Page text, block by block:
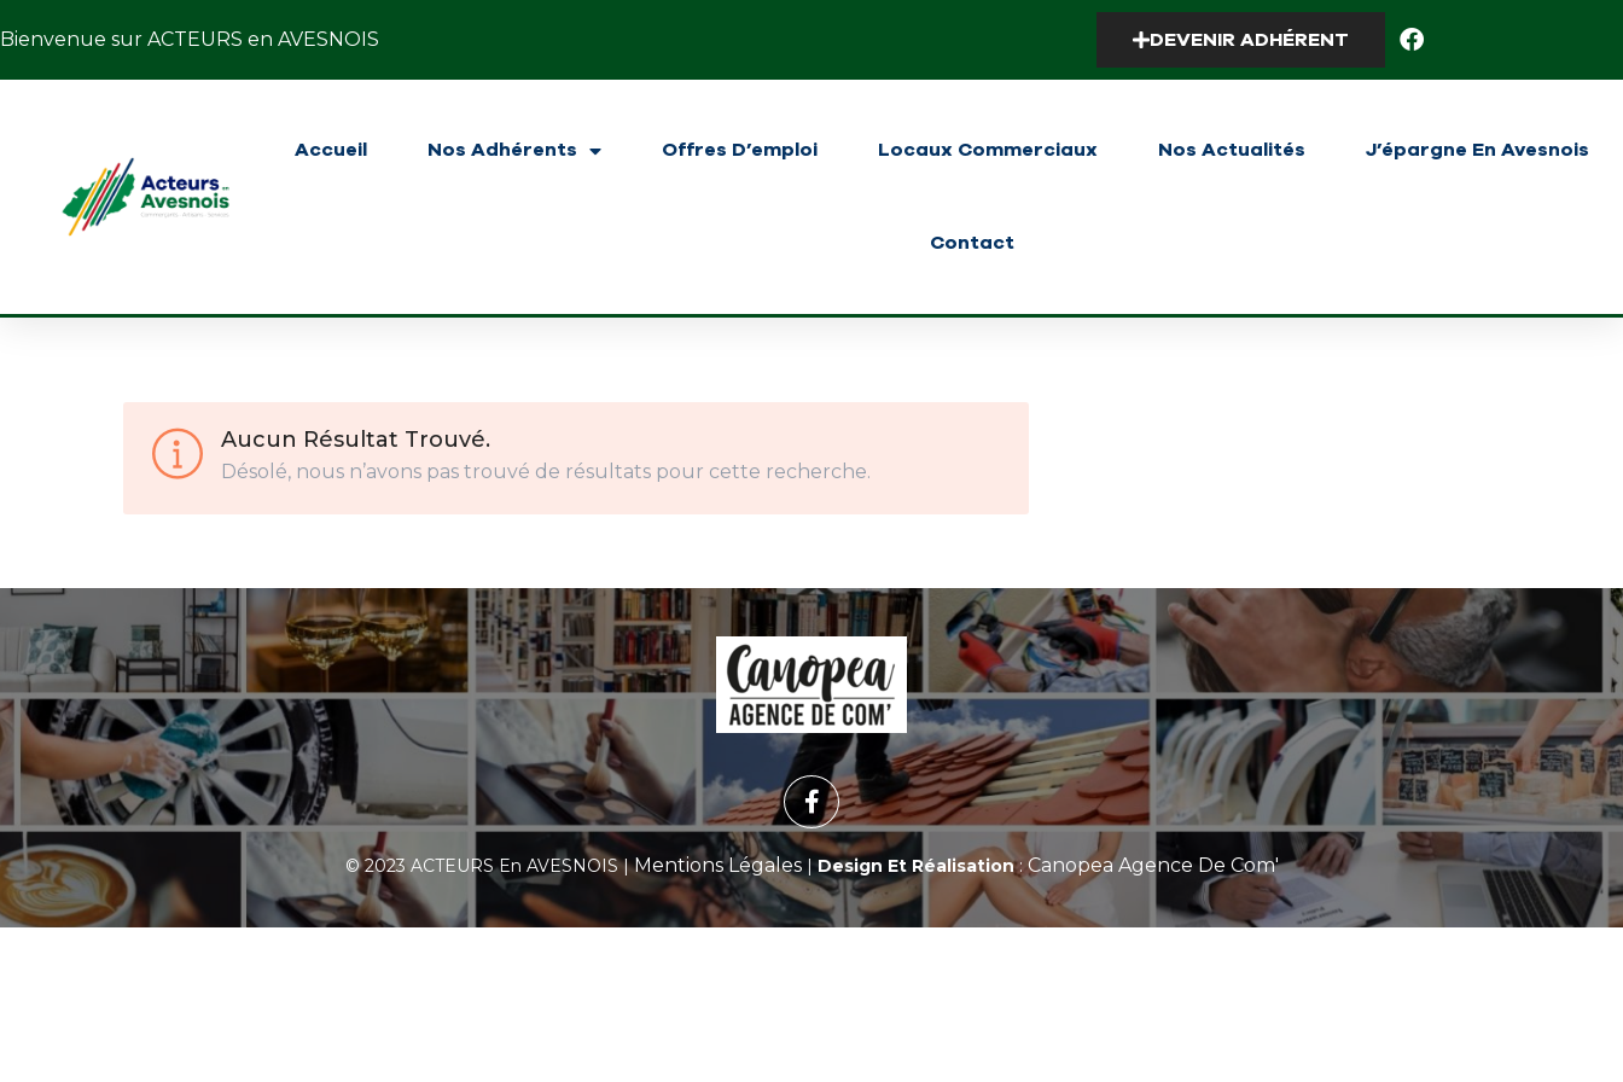
Bienvenue sur ACTEURS en AVESNOIS DEVENIR ADHÉRENT
Accueil Nos Adhérents Offres D’emploi Locaux Commerciaux Nos Actualités J’épargne En Avesnois
Contact
Aucun Résultat Trouvé.
Désolé, nous n’avons pas trouvé de résultats pour cette recherche.
© 2023 ACTEURS En AVESNOIS |Mentions Légales|Design Et Réalisation: Canopea Agence De Com'